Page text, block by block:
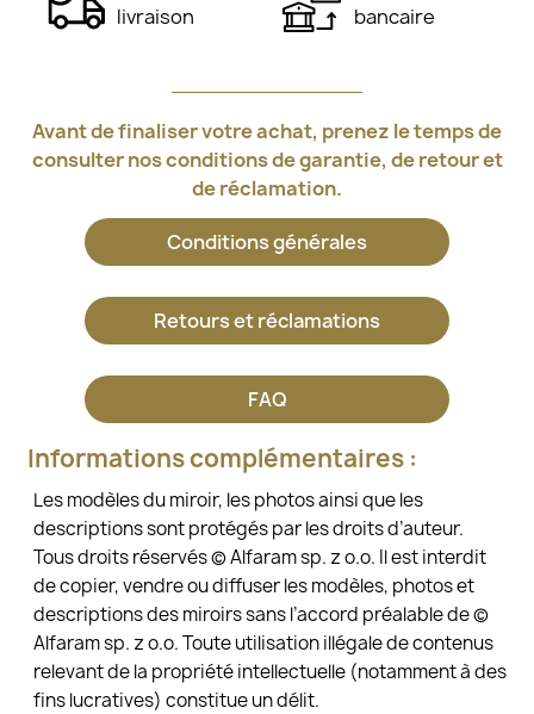
livraison
bancaire
Avant de finaliser votre achat, prenez le temps de
consulter nos conditions de garantie, de retour et
de réclamation.
Conditions générales
Retours et réclamations
FAQ
Informations complémentaires :
Les modèles du miroir, les photos ainsi que les
descriptions sont protégés par les droits d’auteur.
Tous droits réservés © Alfaram sp. z o.o. Il est interdit
de copier, vendre ou diffuser les modèles, photos et
descriptions des miroirs sans l’accord préalable de ©
Alfaram sp. z o.o. Toute utilisation illégale de contenus
relevant de la propriété intellectuelle (notamment à des
fins lucratives) constitue un délit.